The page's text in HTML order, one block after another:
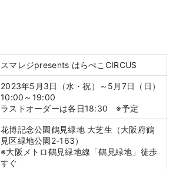
スマレジpresents はらぺこCIRCUS
2023年5月3日（水・祝）～5月7日（日）
10:00～19:00
ラストオーダーは各日18:30 ※予定
花博記念公園鶴見緑地 大芝生（大阪府鶴
見区緑地公園2-163）
※大阪メトロ鶴見緑地線「鶴見緑地」徒歩
すぐ